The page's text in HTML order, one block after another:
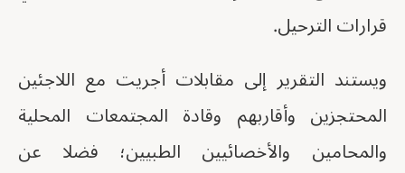
قرارات الترحيل.
ويستند التقرير إلى مقابلات أجريت مع اللاجئين
المحتجزين وأقاربهم وقادة المجتمعات المحلية
والمحامين والأخصائيين الطبيين؛ فضلا عن